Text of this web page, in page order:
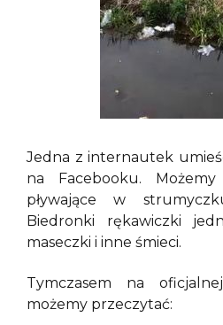
Jedna z internautek
na Facebooku.
pływające w
Biedronki rękawiczki
maseczki i inne śmieci.
Tymczasem na
możemy przeczytać: